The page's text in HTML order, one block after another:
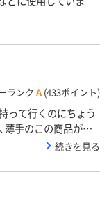
ランク A (433ポイント)
って行くのにちょう
薄手のこの商品がい
続きを見る